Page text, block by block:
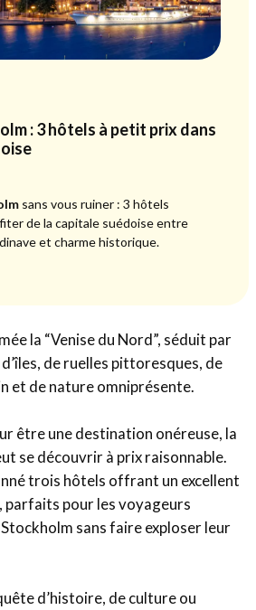
: 3 hôtels à petit prix dans
sans vous ruiner : 3 hôtels
de la capitale suédoise entre
et charme historique.
la “Venise du Nord”, séduit par
de ruelles pittoresques, de
et de nature omniprésente.
être une destination onéreuse, la
se découvrir à prix raisonnable.
trois hôtels offrant un excellent
pour les voyageurs
sans faire exploser leur
d’histoire, de culture ou